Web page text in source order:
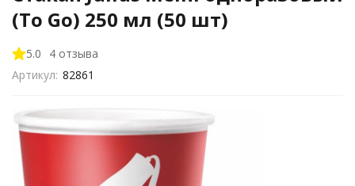
(To Go) 250 мл (50 шт)
5.0
4 отзыва
Артикул: 82861